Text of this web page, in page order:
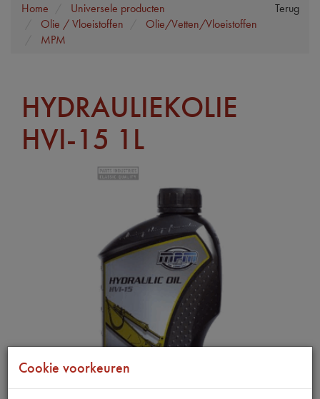
Terug
Home
Universele producten
Olie / Vloeistoffen
Olie/Vetten/Vloeistoffen
MPM
HYDRAULIEKOLIE
HVI-15 1L
Cookie voorkeuren